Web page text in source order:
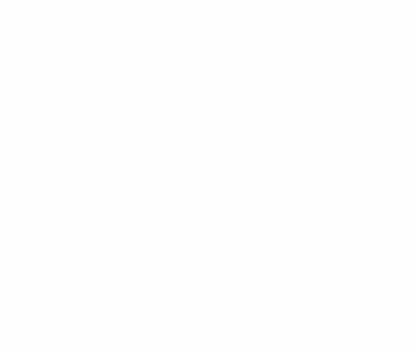
per maggiori
i dettagli di tutte le proposte presentate;
misura, in base alle vostre esigenze e curiosità; troviamo